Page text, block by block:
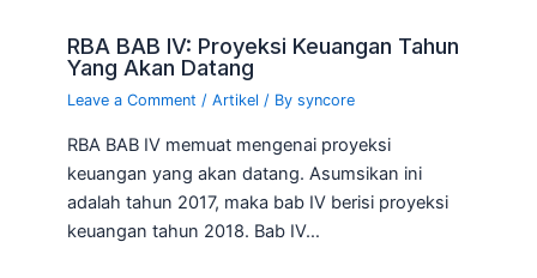
RBA BAB IV: Proyeksi Keuangan Tahun
Yang Akan Datang
Leave a Comment /Artikel / Bysyncore
RBA BAB IV memuat mengenai proyeksi
keuangan yang akan datang. Asumsikan ini
adalah tahun 2017, maka bab IV berisi proyeksi
keuangan tahun 2018. Bab IV…